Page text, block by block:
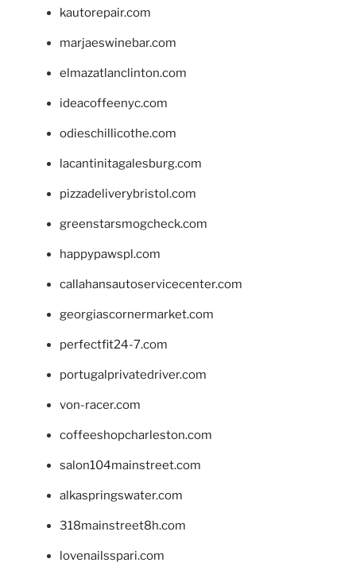
kautorepair.com
marjaeswinebar.com
elmazatlanclinton.com
ideacoffeenyc.com
odieschillicothe.com
lacantinitagalesburg.com
pizzadeliverybristol.com
greenstarsmogcheck.com
happypawspl.com
callahansautoservicecenter.com
georgiascornermarket.com
perfectfit24-7.com
portugalprivatedriver.com
von-racer.com
coffeeshopcharleston.com
salon104mainstreet.com
alkaspringswater.com
318mainstreet8h.com
lovenailsspari.com